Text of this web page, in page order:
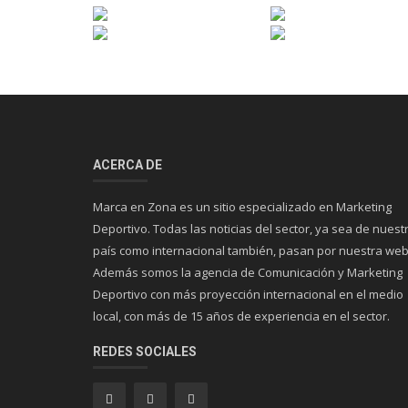
ACERCA DE
Marca en Zona es un sitio especializado en Marketing
Deportivo. Todas las noticias del sector, ya sea de
país como internacional también, pasan por nuestra
Además somos la agencia de Comunicación y Marketing
Deportivo con más proyección internacional en el medio
local, con más de 15 años de experiencia en el sector.
REDES SOCIALES